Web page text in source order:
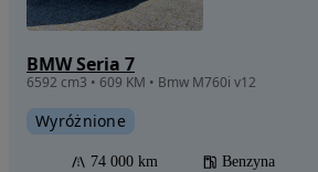
BMW Seria 7
6592 cm3 • 609 KM • Bmw M760i v12
Wyróżnione
74 000 km Benzyna